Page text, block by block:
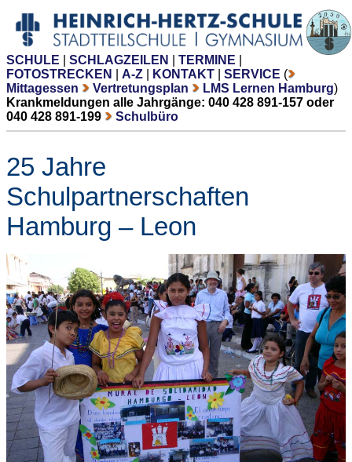
SCHULE SCHLAGZEILEN TERMINE
FOTOSTRECKEN
A-Z KONTAKT SERVICE (
Mittagessen
Vertretungsplan LMS Lernen Hamburg)
Krankmeldungen alle Jahrgänge: 040 428 891-157 oder
040 428 891-199
Schulbüro
25 Jahre
Schulpartnerschaften
Hamburg – Leon